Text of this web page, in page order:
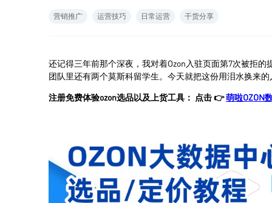
营销推广 运营技巧 日常运营 干货分享